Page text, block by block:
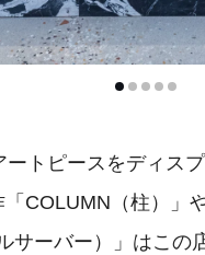
トピースをディス
COLUMN（柱）」
サーバー）」はこ